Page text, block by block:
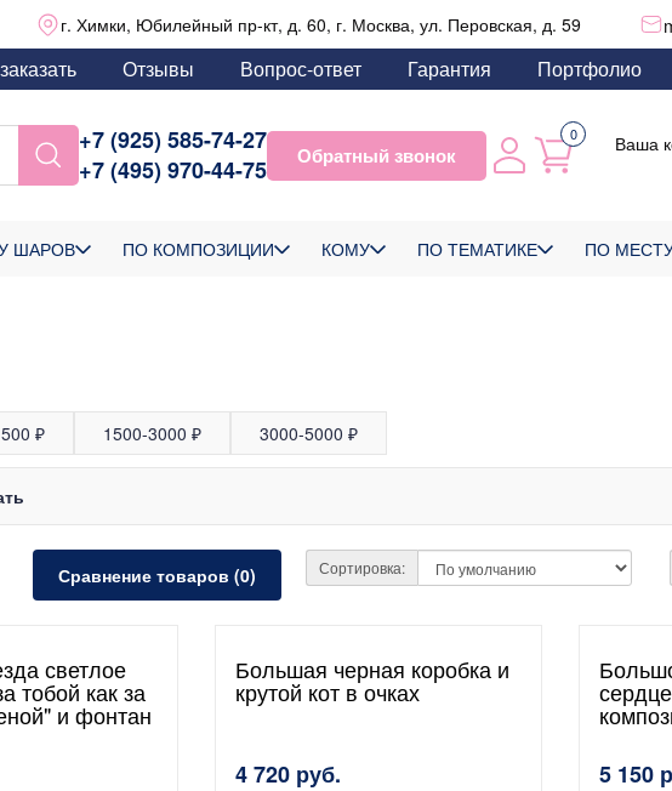
г. Химки, Юбилейный пр-кт, д. 60, г. Москва, ул. Перовская, д. 59
Отзывы Вопрос-ответ Гарантия Портфолио
+7 (925) 585-74-27
+7 (495) 970-44-75
Обратный звонок
0 Ваша
ШАРОВ ПО КОМПОЗИЦИИ КОМУ ПО ТЕМАТИКЕ ПО
₽ 1500-3000 ₽ 3000-5000 ₽
Сравнение товаров (0) Сортировка:
светлое
тобой как за
и фонтан
Большая черная коробка и
крутой кот в очках
4 720 руб.
5 150